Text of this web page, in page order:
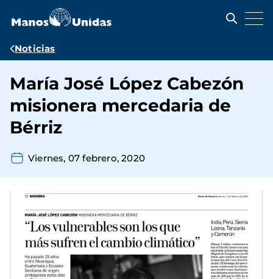
contenido
Ruta
navegación
Noticias
María José López Cabezón
misionera mercedaria de
Bérriz
Viernes, 07 febrero, 2020